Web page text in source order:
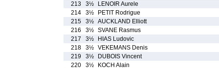
213
3½
LENOIR Aurele
214
3½
PETIT Rodrigue
215
3½
AUCKLAND Elliott
216
3½
SVANE Rasmus
217
3½
HIAS Ludovic
218
3½
VEKEMANS Denis
219
3½
DUBOIS Vincent
220
3½
KOCH Alain